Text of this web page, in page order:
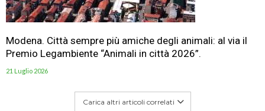
Modena. Città sempre più amiche degli animali: al via il
Premio Legambiente “Animali in città 2026”.
21 Luglio 2026
Carica altri articoli correlati